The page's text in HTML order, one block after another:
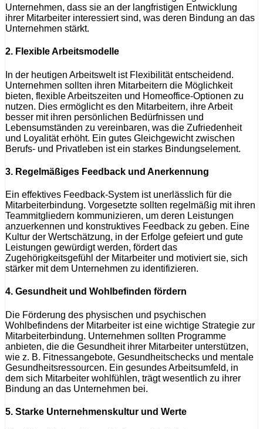
Unternehmen, dass sie an der langfristigen Entwicklung
ihrer Mitarbeiter interessiert sind, was deren Bindung an das
Unternehmen stärkt.
2. Flexible Arbeitsmodelle
In der heutigen Arbeitswelt ist Flexibilität entscheidend.
Unternehmen sollten ihren Mitarbeitern die Möglichkeit
bieten, flexible Arbeitszeiten und Homeoffice-Optionen zu
nutzen. Dies ermöglicht es den Mitarbeitern, ihre Arbeit
besser mit ihren persönlichen Bedürfnissen und
Lebensumständen zu vereinbaren, was die Zufriedenheit
und Loyalität erhöht. Ein gutes Gleichgewicht zwischen
Berufs- und Privatleben ist ein starkes Bindungselement.
3. Regelmäßiges Feedback und Anerkennung
Ein effektives Feedback-System ist unerlässlich für die
Mitarbeiterbindung. Vorgesetzte sollten regelmäßig mit ihren
Teammitgliedern kommunizieren, um deren Leistungen
anzuerkennen und konstruktives Feedback zu geben. Eine
Kultur der Wertschätzung, in der Erfolge gefeiert und gute
Leistungen gewürdigt werden, fördert das
Zugehörigkeitsgefühl der Mitarbeiter und motiviert sie, sich
stärker mit dem Unternehmen zu identifizieren.
4. Gesundheit und Wohlbefinden fördern
Die Förderung des physischen und psychischen
Wohlbefindens der Mitarbeiter ist eine wichtige Strategie zur
Mitarbeiterbindung. Unternehmen sollten Programme
anbieten, die die Gesundheit ihrer Mitarbeiter unterstützen,
wie z. B. Fitnessangebote, Gesundheitschecks und mentale
Gesundheitsressourcen. Ein gesundes Arbeitsumfeld, in
dem sich Mitarbeiter wohlfühlen, trägt wesentlich zu ihrer
Bindung an das Unternehmen bei.
5. Starke Unternehmenskultur und Werte